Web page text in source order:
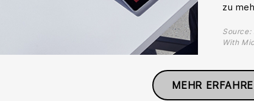
zu
Source:
With
MEHR